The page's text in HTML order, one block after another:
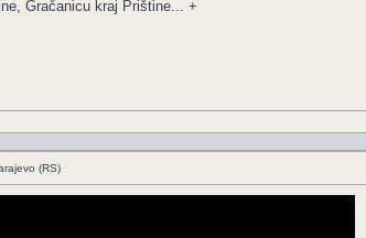
Gračanicu kraj Prištine... +
(RS)